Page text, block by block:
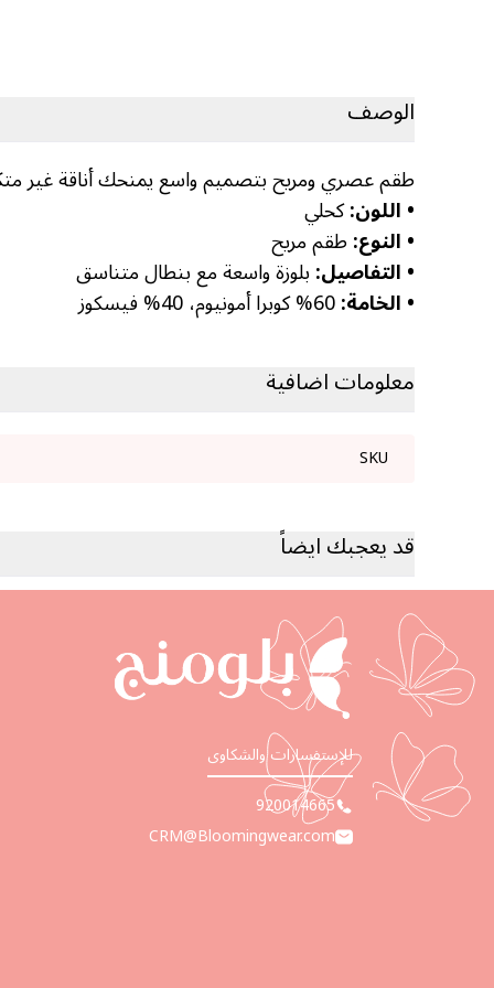
الوصف
طقم عصري ومريح بتصميم واسع يمنحك أناقة غير
•اللون:كحلي
•النوع:طقم مريح
•التفاصيل:بلوزة واسعة مع بنطال متناسق
•الخامة:
معلومات اضافية
SKU
قد يعجبك ايضاً
للإستفسارات والشكاوى
920014665
CRM@Bloomingwear.com